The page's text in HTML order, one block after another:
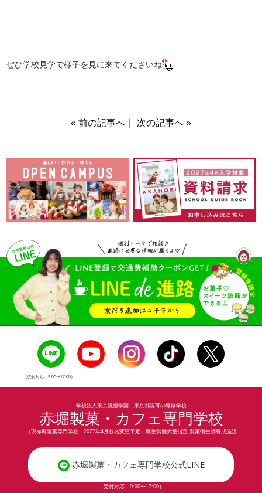
ぜひ学校見学で様子を見に来てくださいね
« 前の記事へ 次の記事へ »
（受付対応：9:00〜17:00）
学校法人東京滋慶学園 東京都認可の専修学校
赤堀製菓・カフェ専門学校
（現赤堀製菓専門学校・2027年4月校名変更予定）厚生労働大臣指定 製菓衛生師養成施設
赤堀製菓・カフェ専門学校公式LINE
（受付対応：9:00〜17:00）